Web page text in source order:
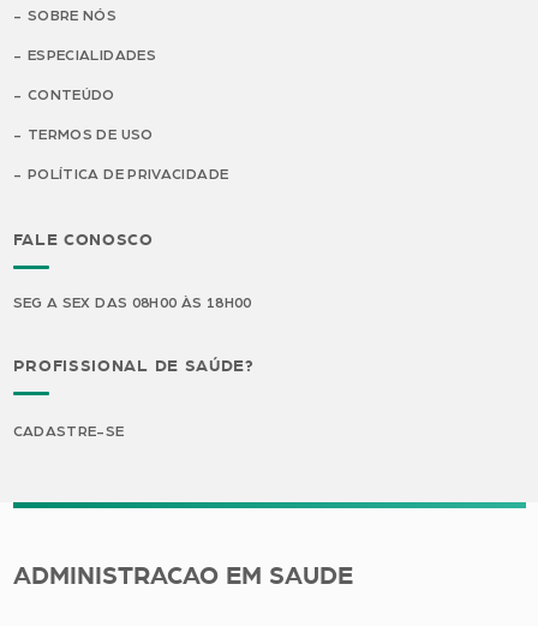
SOBRE NÓS
ESPECIALIDADES
CONTEÚDO
TERMOS DE USO
POLÍTICA DE PRIVACIDADE
FALE CONOSCO
SEG A SEX DAS 08H00 ÀS 18H00
PROFISSIONAL DE SAÚDE?
CADASTRE-SE
ADMINISTRACAO EM SAUDE